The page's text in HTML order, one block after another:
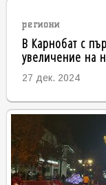
региони
В Карнобат с
увеличение на
27 дек. 2024